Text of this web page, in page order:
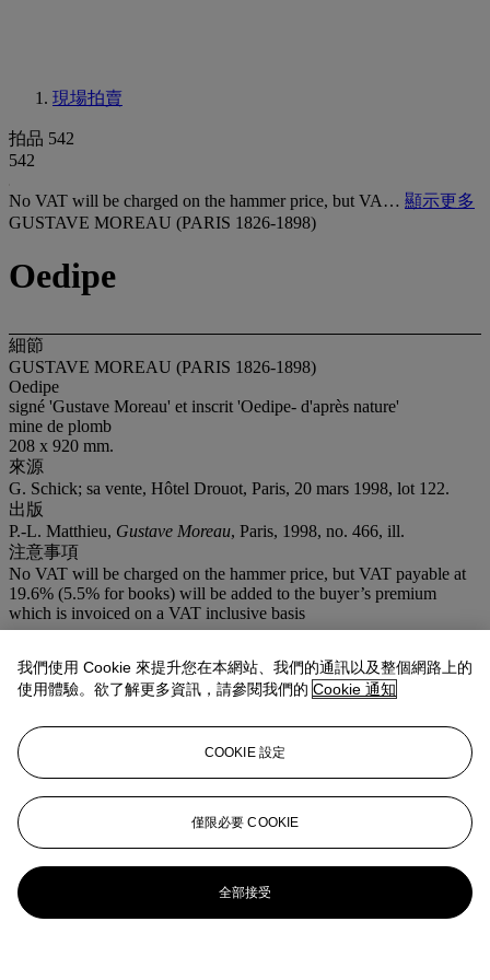
現場拍賣
拍品 542
542
No VAT will be charged on the hammer price, but VA… 顯示更多
GUSTAVE MOREAU (PARIS 1826-1898)
Oedipe
細節
GUSTAVE MOREAU (PARIS 1826-1898)
Oedipe
signé 'Gustave Moreau' et inscrit 'Oedipe- d'après nature'
mine de plomb
208 x 920 mm.
來源
G. Schick; sa vente, Hôtel Drouot, Paris, 20 mars 1998, lot 122.
出版
P.-L. Matthieu, Gustave Moreau, Paris, 1998, no. 466, ill.
注意事項
No VAT will be charged on the hammer price, but VAT payable at
19.6% (5.5% for books) will be added to the buyer’s premium
which is invoiced on a VAT inclusive basis
拍品專文
tableauOedipe voyageur, réalisé vers 1888 et aujourd'hui conservé
au musée de Metz (
, no. 396).
Un autre dessin de même sujet est conservé au musée Gustave
我們使用 Cookie 來提升您在本網站、我們的通訊以及整個網路上的
使用體驗。欲了解更多資訊，請參閱我們的 Cookie 通知
COOKIE 設定
僅限必要 COOKIE
全部接受